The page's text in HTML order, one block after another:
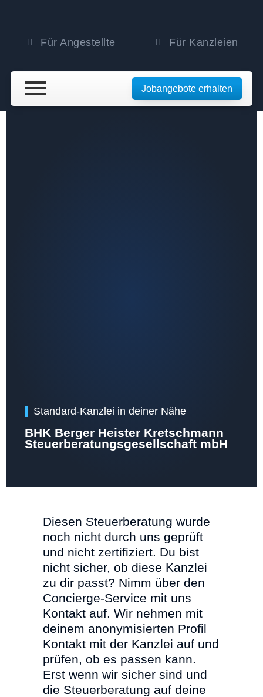
Für Angestellte Für Kanzleien
Jobangebote erhalten
Standard-Kanzlei in deiner Nähe
BHK Berger Heister Kretschmann
Steuerberatungsgesellschaft mbH
Diesen Steuerberatung wurde
noch nicht durch uns geprüft
und nicht zertifiziert. Du bist
nicht sicher, ob diese Kanzlei
zu dir passt? Nimm über den
Concierge-Service mit uns
Kontakt auf. Wir nehmen mit
deinem anonymisierten Profil
Kontakt mit der Kanzlei auf und
prüfen, ob es passen kann.
Erst wenn wir sicher sind und
die Steuerberatung auf deine